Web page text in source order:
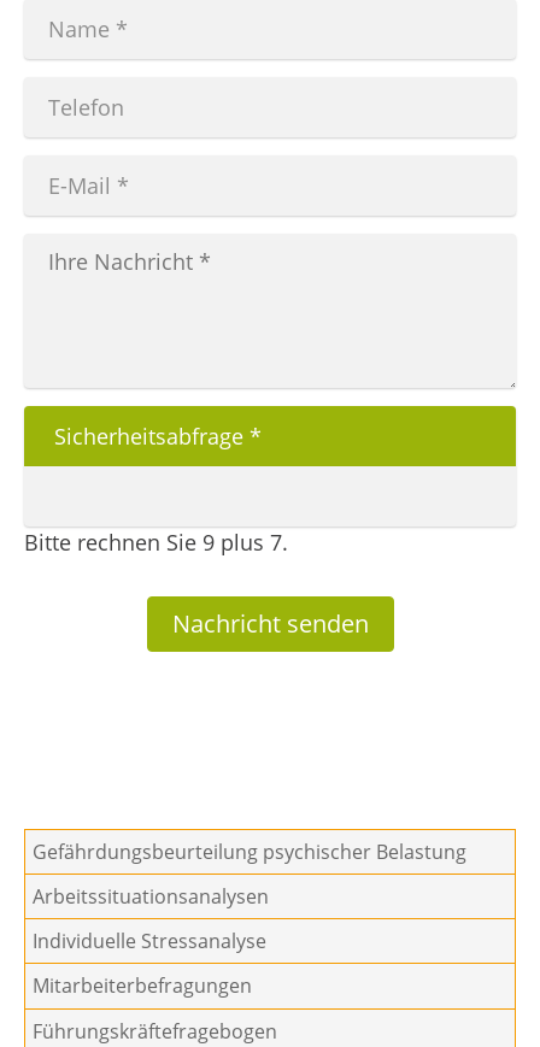
Sicherheitsabfrage *
Bitte rechnen Sie 9 plus 7.
Nachricht senden
Gefährdungsbeurteilung psychischer Belastung
Arbeitssituationsanalysen
Individuelle Stressanalyse
Mitarbeiterbefragungen
Führungskräftefragebogen